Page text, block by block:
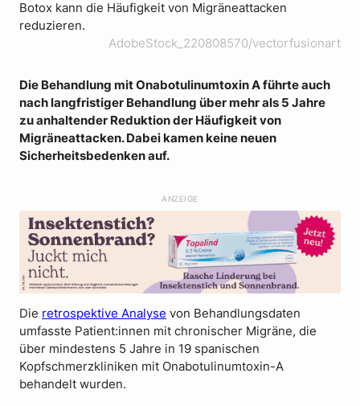
Botox kann die Häufigkeit von Migräneattacken
reduzieren.
AdobeStock_220808570/vectorfusionart
Die Behandlung mit Onabotulinumtoxin A führte auch
nach langfristiger Behandlung über mehr als 5 Jahre
zu anhaltender Reduktion der Häufigkeit von
Migräneattacken. Dabei kamen keine neuen
Sicherheitsbedenken auf.
ANZEIGE
Die retrospektive Analyse von Behandlungsdaten
umfasste Patient:innen mit chronischer Migräne, die
über mindestens 5 Jahre in 19 spanischen
Kopfschmerzkliniken mit Onabotulinumtoxin-A
behandelt wurden.